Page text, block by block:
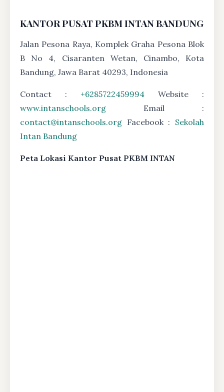
KANTOR PUSAT PKBM INTAN BANDUNG
Jalan Pesona Raya, Komplek Graha Pesona Blok
B No 4, Cisaranten Wetan, Cinambo, Kota
Bandung, Jawa Barat 40293, Indonesia
Contact : +6285722459994 Website :
www.intanschools.org Email :
contact@intanschools.org Facebook : Sekolah
Intan Bandung
Peta Lokasi Kantor Pusat PKBM INTAN